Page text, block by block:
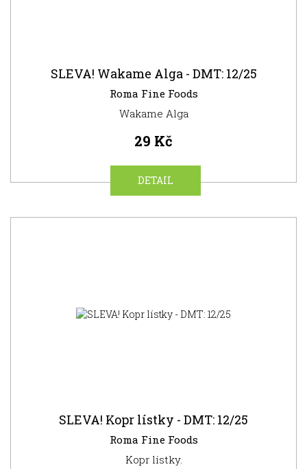
SLEVA! Wakame Alga - DMT: 12/25
Roma Fine Foods
Wakame Alga
29 Kč
DETAIL
SLEVA! Kopr lístky - DMT: 12/25
Roma Fine Foods
Kopr lístky.